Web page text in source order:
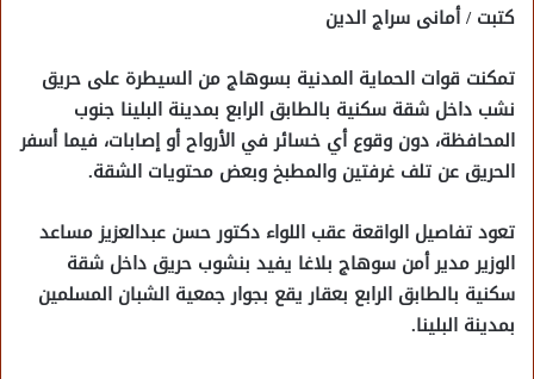
كتبت / أمانى سراج الدين
تمكنت قوات الحماية المدنية بسوهاج من السيطرة على حريق
نشب داخل شقة سكنية بالطابق الرابع بمدينة البلينا جنوب
المحافظة، دون وقوع أي خسائر في الأرواح أو إصابات، فيما أسفر
الحريق عن تلف غرفتين والمطبخ وبعض محتويات الشقة.
تعود تفاصيل الواقعة عقب اللواء دكتور حسن عبدالعزيز مساعد
الوزير مدير أمن سوهاج بلاغا يفيد بنشوب حريق داخل شقة
سكنية بالطابق الرابع بعقار يقع بجوار جمعية الشبان المسلمين
بمدينة البلينا.